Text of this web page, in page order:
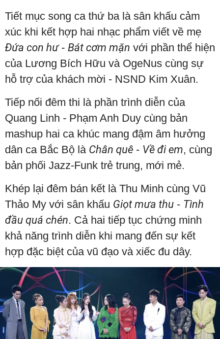
Tiết mục song ca thứ ba là sân khấu cảm
xúc khi kết hợp hai nhạc phẩm viết về mẹ
Đứa con hư- Bát cơm mặn với phần thể hiện
của Lương Bích Hữu và OgeNus cùng sự
hỗ trợ của khách mời - NSND Kim Xuân.
Tiếp nối đêm thi là phần trình diễn của
Quang Linh - Phạm Anh Duy cùng bản
mashup hai ca khúc mang đậm âm hưởng
dân ca Bắc Bộ là Chân quê - Về đi em, cùng
bản phối Jazz-Funk trẻ trung, mới mẻ.
Khép lại đêm bán kết là Thu Minh cùng Vũ
Thảo My với sân khấu Giọt mưa thu - Tình
đầu quá chén. Cả hai tiếp tục chứng minh
khả năng trình diễn khi mang đến sự kết
hợp đặc biệt của vũ đạo và xiếc đu dây.